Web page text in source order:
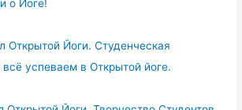
о Йоге!
Йоги. Студенческая
успеваем в Открытой йоге.